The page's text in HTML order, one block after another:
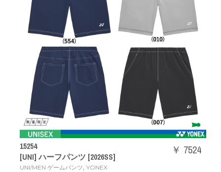
15254
[UNI] ハーフパンツ [2026SS]
UNI/MEN ゲームパンツ, YONEX
￥ 7524